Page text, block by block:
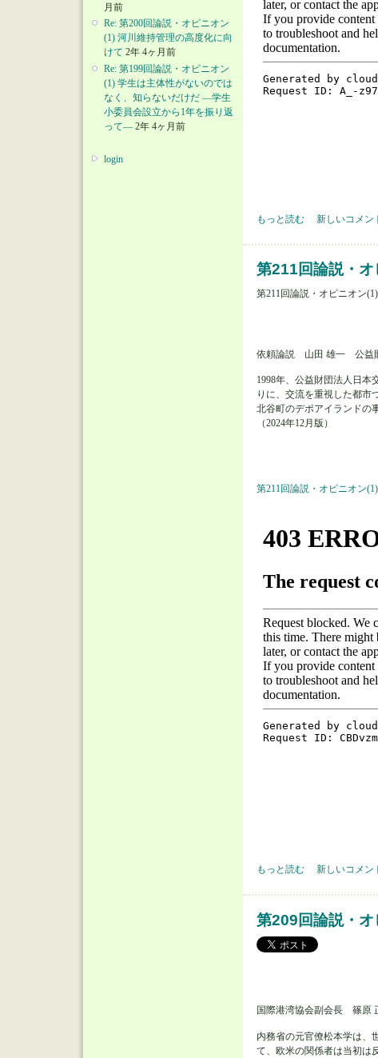
月前
Re: 第200回論説・オピニオン
(1) 河川維持管理の高度化に向
けて 2年 4ヶ月前
Re: 第199回論説・オピニオン
(1) 学生は主体性がないのでは
なく、知らないだけだ ―学生
小委員会設立から1年を振り返
って― 2年 4ヶ月前
login
第213回論説・オピニオン
もっと読む 新しいコメン
第211回論説・
第211回論説・オピニオン
依頼論説 山田 雄一 公益
1998年、公益財団法人日
りに、交流を重視した都市
北谷町のデポアイランドの
（2024年12月版）
第211回論説・オピニオン
第211回論説・オピニオン
もっと読む 新しいコメン
第209回論説・
国際港湾協会副会長 篠原
内務省の元官僚松本学は、
て、欧米の関係者は当初は